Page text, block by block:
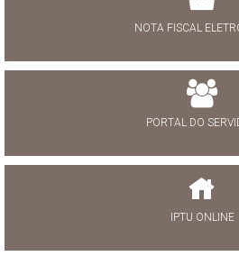
NOTA FISCAL
PORTAL DO
IPTU ONLINE